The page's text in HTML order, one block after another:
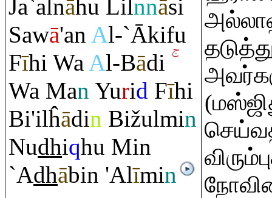
Ja`alnāhu Lilnnāsi
Sawā'an Al-`Ākifu
Fīhi WaAl-Bādi
Wa Man Yurid Fīhi
Bi'ilĥādin Bižulmin
Nudhiqhu Min
`Adhābin 'Alīmin